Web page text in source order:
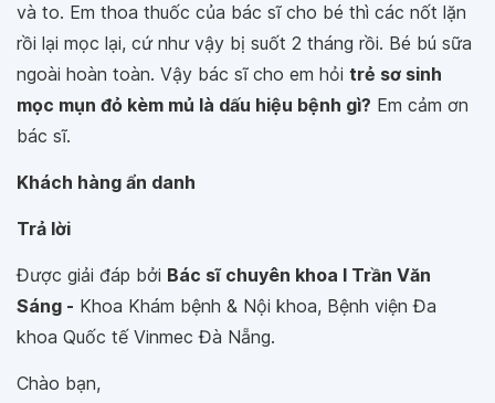
và to. Em thoa thuốc của bác sĩ cho bé thì các nốt lặn
rồi lại mọc lại, cứ như vậy bị suốt 2 tháng rồi. Bé bú sữa
ngoài hoàn toàn. Vậy bác sĩ cho em hỏi trẻ sơ sinh
mọc mụn đỏ kèm mủ là dấu hiệu bệnh gì? Em cảm ơn
bác sĩ.
Khách hàng ẩn danh
Trả lời
Được giải đáp bởi Bác sĩ chuyên khoa I Trần Văn
Sáng - Khoa Khám bệnh & Nội khoa, Bệnh viện Đa
khoa Quốc tế Vinmec Đà Nẵng.
Chào bạn,